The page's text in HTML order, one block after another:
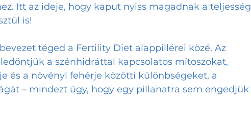
Itt az ideje, hogy kaput nyiss magadnak a teljesség
is!
téged a Fertility Diet alappillérei közé. Az
a szénhidráttal kapcsolatos mítoszokat,
és a növényi fehérje közötti különbségeket, a
– mindezt úgy, hogy egy pillanatra sem engedjük